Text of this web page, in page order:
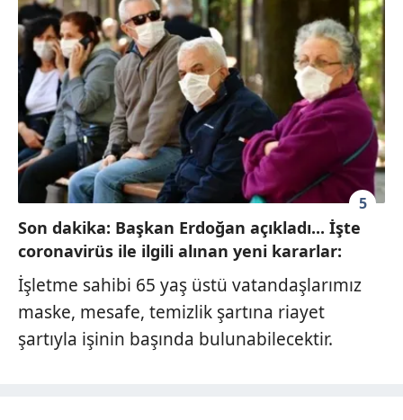
5
Son dakika: Başkan Erdoğan açıkladı... İşte
coronavirüs ile ilgili alınan yeni kararlar:
İşletme sahibi 65 yaş üstü vatandaşlarımız
maske, mesafe, temizlik şartına riayet
şartıyla işinin başında bulunabilecektir.